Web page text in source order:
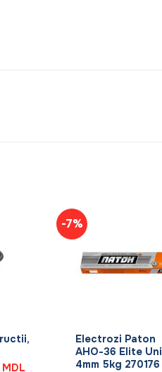
MDLPrețul
-7%
Electrozi Paton
АНО-36 Elite
4mm 5kg 270176